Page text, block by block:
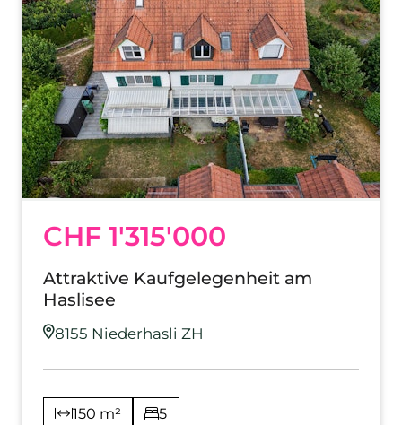
CHF 1'315'000
Attraktive Kaufgelegenheit am
Haslisee
8155 Niederhasli ZH
150 m² 5